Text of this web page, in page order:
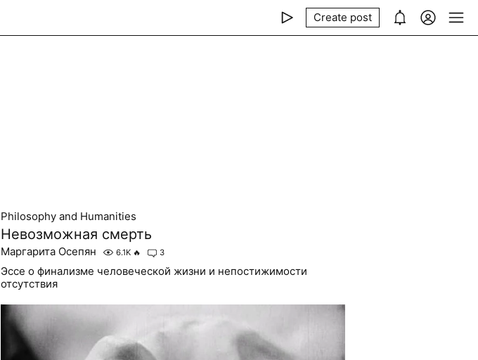
Create post
Philosophy and Humanities
Невозможная смерть
Маргарита Осепян 6.1K 🔥 3
Эссе о финализме человеческой жизни и непостижимости
отсутствия